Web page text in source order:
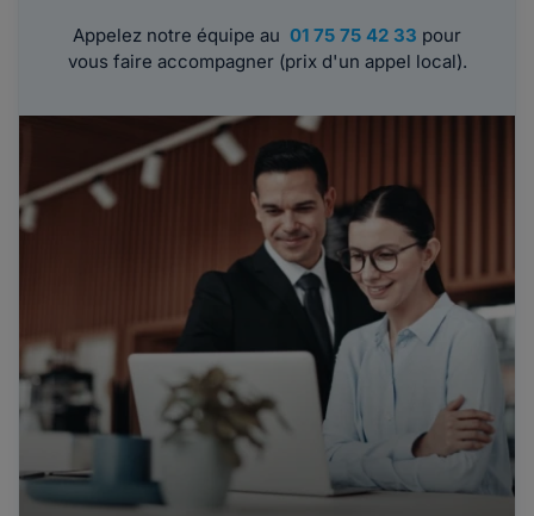
Appelez notre équipe au 01 75 75 42 33 pour
vous faire accompagner (prix d'un appel local).